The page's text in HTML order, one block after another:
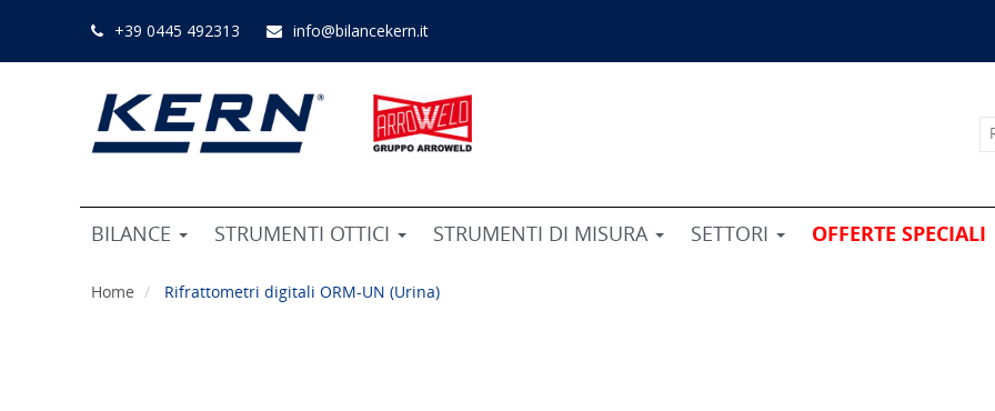
+39 0445 492313 info@bilancekern.it
BILANCE STRUMENTI OTTICI STRUMENTI DI MISURA SETTORI OFFERTE SPECIALI
Home Rifrattometri digitali ORM-UN (Urina)